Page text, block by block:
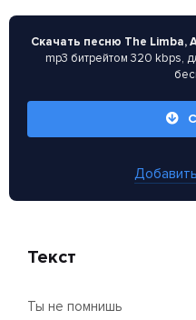
Скачать песню The Limba,
mp3 битрейтом 320 kbps,
Текст
Ты не помнишь